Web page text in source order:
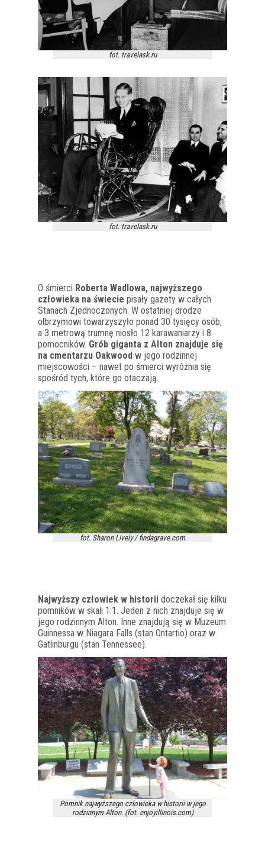
fot. travelask.ru
fot. travelask.ru
O śmierci Roberta Wadlowa, najwyższego
człowieka na świecie pisały gazety w całych
Stanach Zjednoczonych. W ostatniej drodze
olbrzymowi towarzyszyło ponad 30 tysięcy osób,
a 3 metrową trumnę niosło 12 karawaniarzy i 8
pomocników. Grób giganta z Alton znajduje się
na cmentarzu Oakwood w jego rodzinnej
miejscowości – nawet po śmierci wyróżnia się
spośród tych, które go otaczają.
fot. Sharon Lively / findagrave.com
Najwyższy człowiek w historii doczekał się kilku
pomników w skali 1:1. Jeden z nich znajduje się w
jego rodzinnym Alton. Inne znajdują się w Muzeum
Guinnessa w Niagara Falls (stan Ontartio) oraz w
Gatlinburgu (stan Tennessee).
Pomnik najwyższego człowieka w historii w jego
rodzinnym Alton. (fot. enjoyillinois.com)